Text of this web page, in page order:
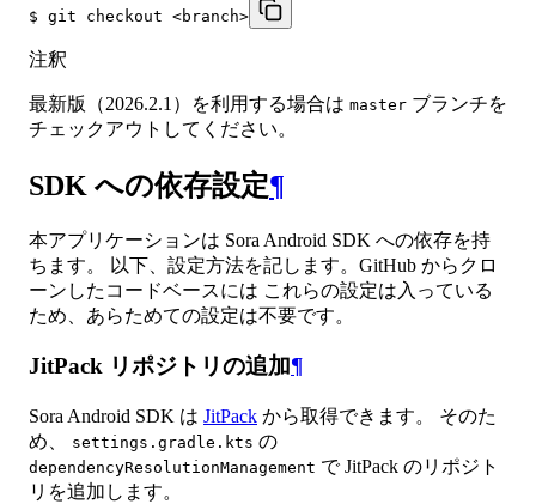
$ git checkout <branch>
注釈
最新版（2026.2.1）を利用する場合は master ブランチを
チェックアウトしてください。
SDK への依存設定¶
本アプリケーションは Sora Android SDK への依存を持
ちます。 以下、設定方法を記します。GitHub からクロ
ーンしたコードベースには これらの設定は入っている
ため、あらためての設定は不要です。
JitPack リポジトリの追加¶
Sora Android SDK は JitPack から取得できます。 そのた
め、
settings.gradle.kts の
dependencyResolutionManagement で JitPack のリポジト
リを追加します。